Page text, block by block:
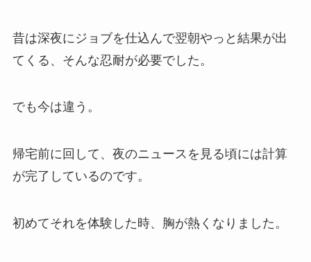
昔は深夜にジョブを仕込んで翌朝やっと結果が出
てくる、そんな忍耐が必要でした。
でも今は違う。
帰宅前に回して、夜のニュースを見る頃には計算
が完了しているのです。
初めてそれを体験した時、胸が熱くなりました。